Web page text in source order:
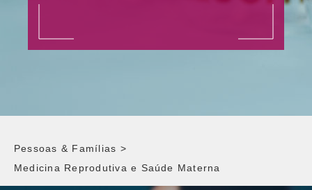
Pessoas & Famílias >
Medicina Reprodutiva e Saúde Materna